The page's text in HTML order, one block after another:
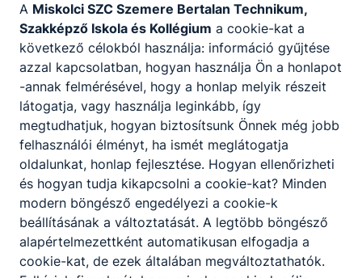
őrző tevékenységet végez különböző
védelmi szintű létesítményekben;
ellátja a belső és a közterületi
járőrszolgálatot, ellenőrzi a helyszínt a
riasztásra kivonuló biztonsági szolgálat
tagjaként;
szállítmánykísérési feladatokat végez,
biztosítja a pénz- és értékszállítást a
létesítmény területén;
intézkedik rendkívüli eseményekkor,
szükséghelyzetekben, közveszély-
elhárításban;
visszatartja a bűncselekményen vagy
szabálysértésen tetten ért személyt;
A Miskolci SZC Szemere Bertalan Technikum,
Szakképző Iskola és Kollégium a cookie-kat a
következő célokból használja: információ gyűjtése
azzal kapcsolatban, hogyan használja Ön a honlapot
-annak felmérésével, hogy a honlap melyik részeit
látogatja, vagy használja leginkább, így
megtudhatjuk, hogyan biztosítsunk Önnek még jobb
felhasználói élményt, ha ismét meglátogatja
oldalunkat, honlap fejlesztése. Hogyan ellenőrizheti
és hogyan tudja kikapcsolni a cookie-kat? Minden
modern böngésző engedélyezi a cookie-k
beállításának a változtatását. A legtöbb böngésző
alapértelmezettként automatikusan elfogadja a
cookie-kat, de ezek általában megváltoztathatók.